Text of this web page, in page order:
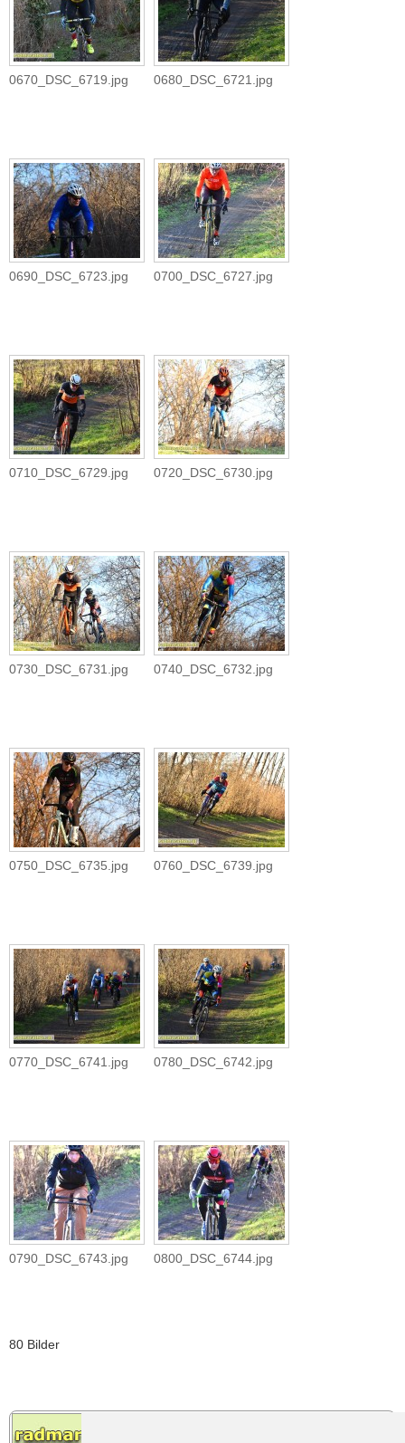
0670_DSC_6719.jpg 0680_DSC_6721.jpg
0690_DSC_6723.jpg 0700_DSC_6727.jpg
0710_DSC_6729.jpg 0720_DSC_6730.jpg
0730_DSC_6731.jpg 0740_DSC_6732.jpg
0750_DSC_6735.jpg 0760_DSC_6739.jpg
0770_DSC_6741.jpg 0780_DSC_6742.jpg
0790_DSC_6743.jpg 0800_DSC_6744.jpg
80 Bilder